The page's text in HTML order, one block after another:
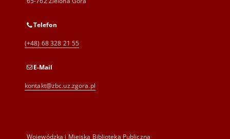
Telefon
(+48) 68 328 21 55
E-Mail
kontakt@zbc.uz.zgora.pl
Wojewódzka i Miejska Biblioteka Publiczna